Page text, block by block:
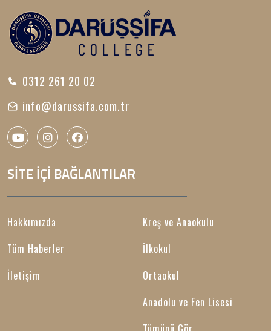
0312 261 20 02
info@darussifa.com.tr
SİTE İÇİ BAĞLANTILAR
Hakkımızda
Tüm Haberler
İletişim
Kreş ve Anaokulu
İlkokul
Ortaokul
Anadolu ve Fen Lisesi